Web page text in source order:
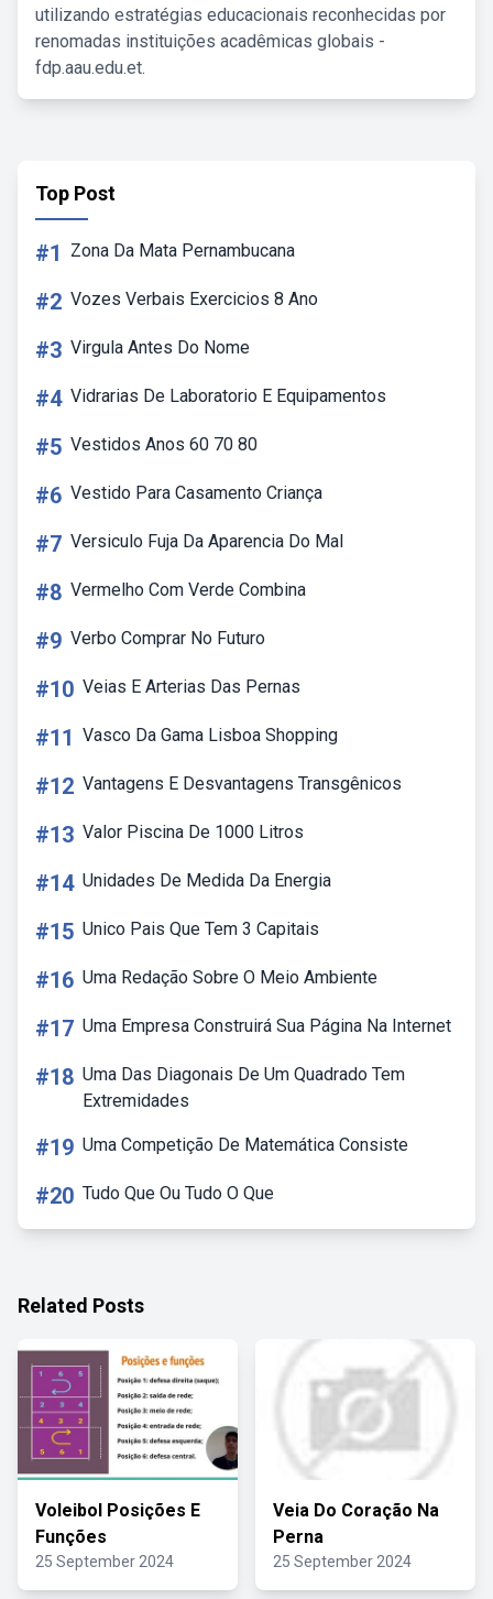
utilizando estratégias educacionais reconhecidas por
renomadas instituições acadêmicas globais -
fdp.aau.edu.et.
Top Post
#1 Zona Da Mata Pernambucana
#2 Vozes Verbais Exercicios 8 Ano
#3 Virgula Antes Do Nome
#4 Vidrarias De Laboratorio E Equipamentos
#5 Vestidos Anos 60 70 80
#6 Vestido Para Casamento Criança
#7 Versiculo Fuja Da Aparencia Do Mal
#8 Vermelho Com Verde Combina
#9 Verbo Comprar No Futuro
#10 Veias E Arterias Das Pernas
#11 Vasco Da Gama Lisboa Shopping
#12 Vantagens E Desvantagens Transgênicos
#13 Valor Piscina De 1000 Litros
#14 Unidades De Medida Da Energia
#15 Unico Pais Que Tem 3 Capitais
#16 Uma Redação Sobre O Meio Ambiente
#17 Uma Empresa Construirá Sua Página Na Internet
#18 Uma Das Diagonais De Um Quadrado Tem
Extremidades
#19 Uma Competição De Matemática Consiste
#20 Tudo Que Ou Tudo O Que
Related Posts
Voleibol Posições E
Funções
25 September 2024
Veia Do Coração Na
Perna
25 September 2024